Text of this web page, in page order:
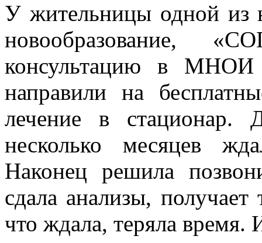
У жительницы одной из
новообразование,
консультацию в
направили на
лечение в стационар.
несколько месяцев
Наконец решила
сдала анализы,
что ждала, теряла время.